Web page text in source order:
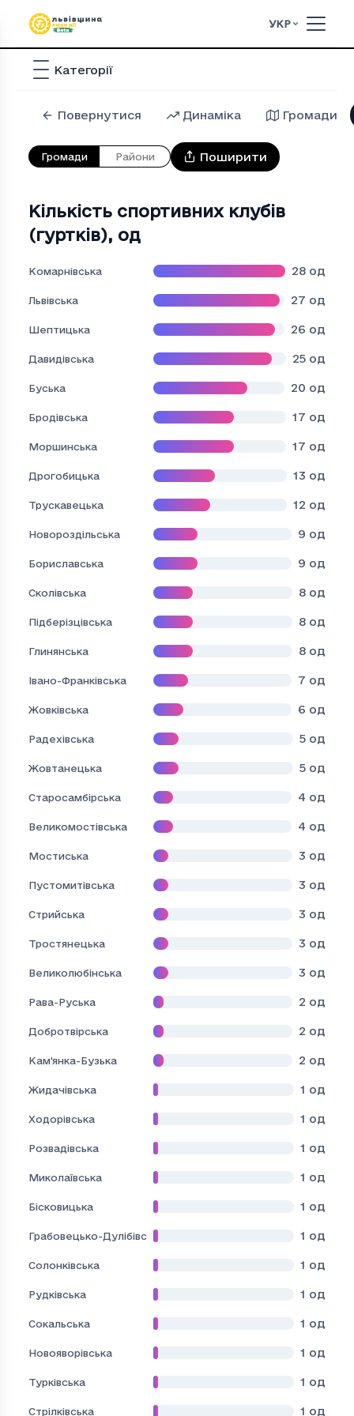
УКР
Категорії
Повернутися Динаміка Громади
Громади Райони Поширити
Кількість спортивних клубів
(гуртків), од
Комарнівська 28 од
Львівська 27 од
Шептицька 26 од
Давидівська 25 од
Буська 20 од
Бродівська 17 од
Моршинська 17 од
Дрогобицька 13 од
Трускавецька 12 од
Новороздільська 9 од
Бориславська 9 од
Сколівська 8 од
Підберізцівська 8 од
Глинянська 8 од
Івано-Франківська 7 од
Жовківська 6 од
Радехівська 5 од
Жовтанецька 5 од
Старосамбірська 4 од
Великомостівська 4 од
Мостиська 3 од
Пустомитівська 3 од
Стрийська 3 од
Тростянецька 3 од
Великолюбінська 3 од
Рава-Руська 2 од
Добротвірська 2 од
Кам'янка-Бузька 2 од
Жидачівська 1 од
Ходорівська 1 од
Розвадівська 1 од
Миколаївська 1 од
Бісковицька 1 од
Грабовецько-Дулібівська 1 од
Солонківська 1 од
Рудківська 1 од
Сокальська 1 од
Новояворівська 1 од
Турківська 1 од
Стрілківська 1 од